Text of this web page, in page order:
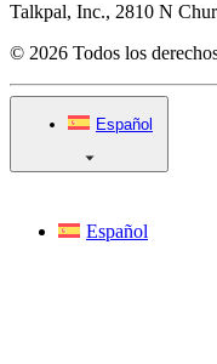
Talkpal, Inc., 2810 N
© 2026 Todos los
Español
Español